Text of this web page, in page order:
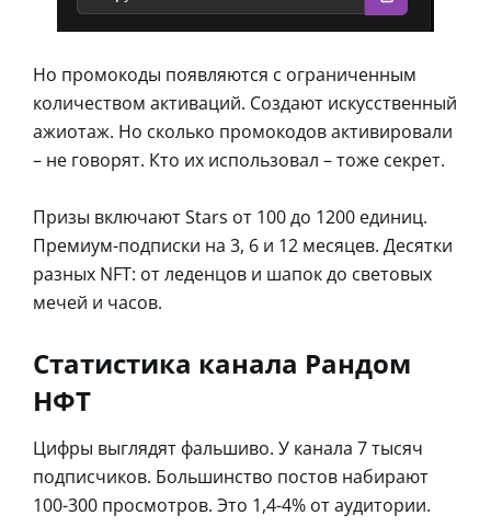
Но промокоды появляются с ограниченным
количеством активаций. Создают искусственный
ажиотаж. Но сколько промокодов активировали
– не говорят. Кто их использовал – тоже секрет.
Призы включают Stars от 100 до 1200 единиц.
Премиум-подписки на 3, 6 и 12 месяцев. Десятки
разных NFT: от леденцов и шапок до световых
мечей и часов.
Статистика канала Рандом
НФТ
Цифры выглядят фальшиво. У канала 7 тысяч
подписчиков. Большинство постов набирают
100-300 просмотров. Это 1,4-4% от аудитории.